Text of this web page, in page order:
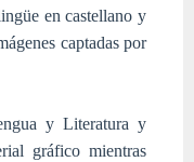
en castellano y
captadas por
y Literatura y
gráfico mientras